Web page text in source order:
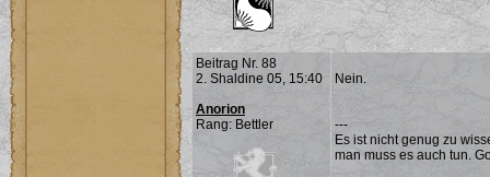
Beitrag Nr. 88
2. Shaldine 05, 15:40
Anorion
Rang: Bettler
Nein.
---
Es ist nicht genug zu
man muss es auch tun.